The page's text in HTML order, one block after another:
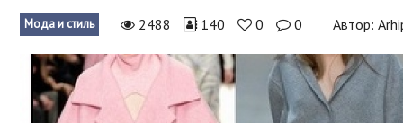
Россия
Наука и техника
Политика
Мода и стиль 2488 140 0 0 Автор: